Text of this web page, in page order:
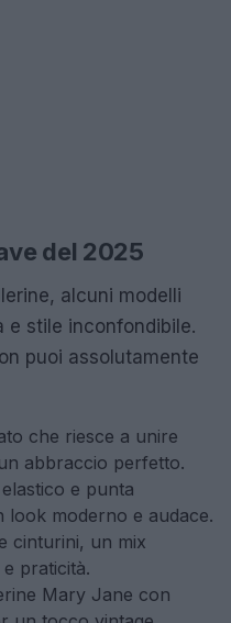
del 2025
alcuni modelli
e stile inconfondibile.
puoi assolutamente
che riesce a unire
abbraccio perfetto.
e punta
look moderno e audace.
cinturini, un mix
praticità.
Mary Jane con